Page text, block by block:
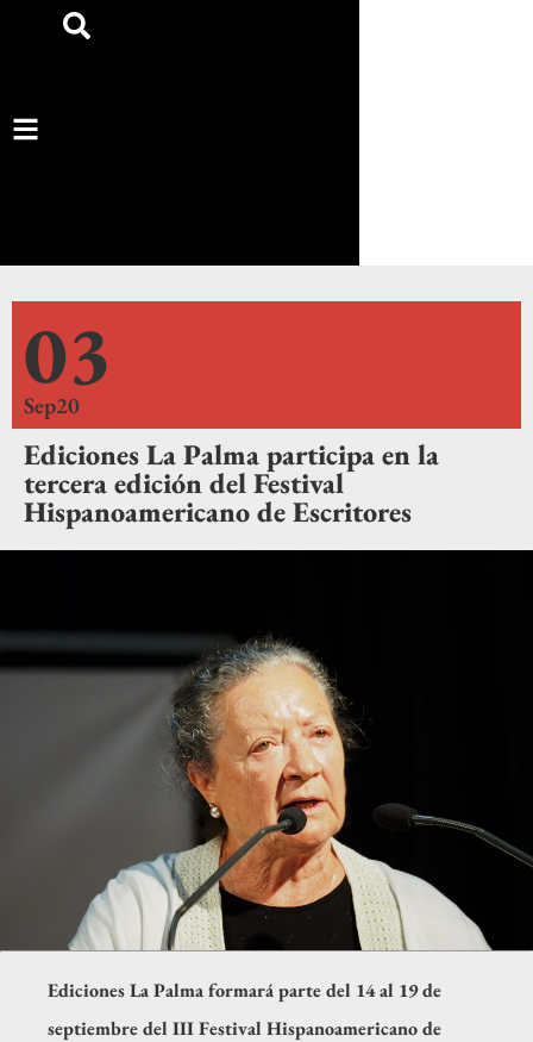
03
Sep20
Ediciones La Palma participa en la
tercera edición del Festival
Hispanoamericano de Escritores
Ediciones La Palma formará parte del 14 al 19 de
septiembre del III Festival Hispanoamericano de